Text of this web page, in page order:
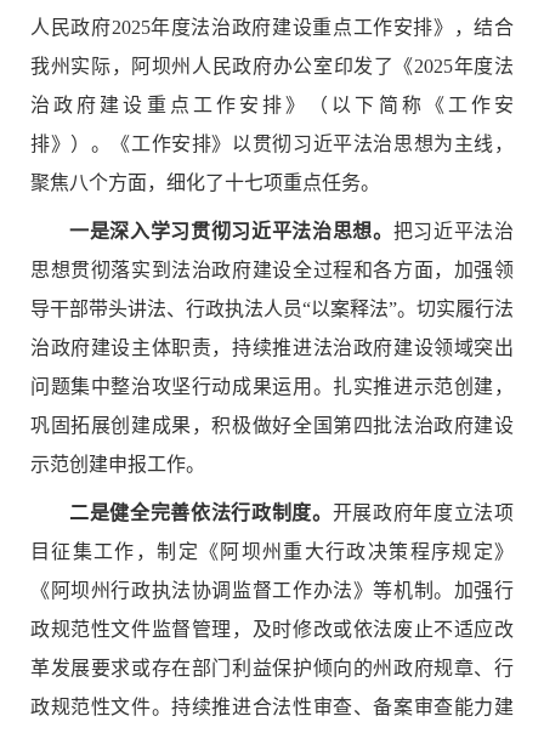
人民政府2025年度法治政府建设重点工作安排》
，结合
我州实际，阿坝州人民政府办公室印发了《2025年度法
治政府建设重点工作安排》（以下简称《工作安
排》）。《工作安排》以贯彻习近平法治思想为主线，
聚焦八个方面，细化了十七项重点任务。
一是深入学习贯彻习近平法治思想。 把习近平法治
思想贯彻落实到法治政府建设全过程和各方面，加强领
导干部带头讲法、行政执法人员“以案释法”。切实履行法
治政府建设主体职责，持续推进法治政府建设领域突出
问题集中整治攻坚行动成果运用。扎实推进示范创建，
巩固拓展创建成果，积极做好全国第四批法治政府建设
示范创建申报工作。
二是健全完善依法行政制度。 开展政府年度立法项
目征集工作，制定《阿坝州重大行政决策程序规定》
《阿坝州行政执法协调监督工作办法》等机制。加强行
政规范性文件监督管理，及时修改或依法废止不适应改
革发展要求或存在部门利益保护倾向的州政府规章、行
政规范性文件。持续推进合法性审查、备案审查能力建